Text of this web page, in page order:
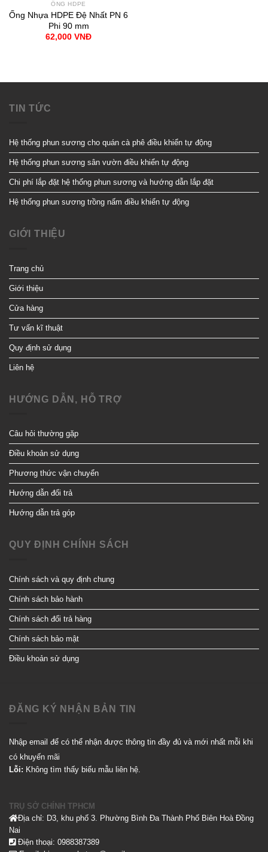
ỐNG HDPE
Ống Nhựa HDPE Đệ Nhất PN 6
Phi 90 mm
62,000 VNĐ
TIN TỨC
Hệ thống phun sương cho quán cà phê điều khiển tự động
Hệ thống phun sương sân vườn điều khiển tự động
Chi phí lắp đặt hệ thống phun sương và hướng dẫn lắp đặt
Hệ thống phun sương trồng nấm điều khiển tự động
GIỚI THIỆU
Trang chủ
Giới thiệu
Cửa hàng
Tư vấn kĩ thuật
Quy định sử dụng
Liên hệ
HƯỚNG DẪN, HỖ TRỢ
Câu hỏi thường gặp
Điều khoản sử dụng
Phương thức vận chuyển
Hướng dẫn đổi trả
Hướng dẫn trả góp
QUY ĐỊNH CHÍNH SÁCH
Chính sách và quy định chung
Chính sách bảo hành
Chính sách đổi trả hàng
Chính sách bảo mật
Điều khoản sử dụng
ĐĂNG KÝ NHẬN BẢN TIN
Nhập email để có thể nhận được thông tin đầy đủ và mới nhất mỗi khi
có khuyến mãi
Lỗi: Không tìm thấy biểu mẫu liên hệ.
TRỤ SỞ CHÍNH TPHCM
Địa chỉ: D3, khu phố 3. Phường Bình Đa Thành Phố Biên Hoà Đồng
Nai
Điện thoại: 0988387389